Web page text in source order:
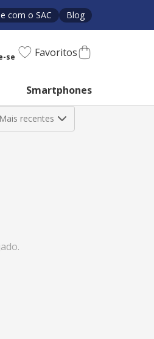
com o SAC Blog
Favoritos
Smartphones
Mais recentes